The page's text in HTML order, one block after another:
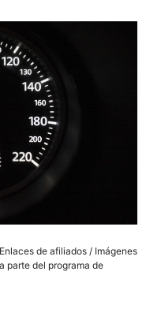
de afiliados / Imágenes
parte del programa de